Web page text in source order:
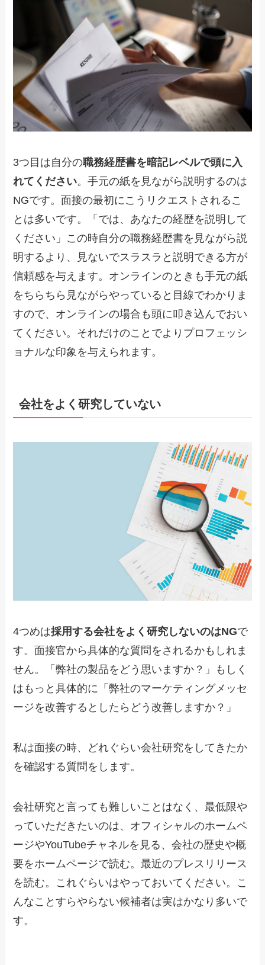
3つ目は自分の職務経歴書を暗記レベルで頭に入
れてください。手元の紙を見ながら説明するのは
NGです。面接の最初にこうリクエストされるこ
とは多いです。「では、あなたの経歴を説明して
ください」この時自分の職務経歴書を見ながら説
明するより、見ないでスラスラと説明できる方が
信頼感を与えます。オンラインのときも手元の紙
をちらちら見ながらやっていると目線でわかりま
すので、オンラインの場合も頭に叩き込んでおい
てください。それだけのことでよりプロフェッシ
ョナルな印象を与えられます。
会社をよく研究していない
4つめは採用する会社をよく研究しないのはNGで
す。面接官から具体的な質問をされるかもしれま
せん。「弊社の製品をどう思いますか？」もしく
はもっと具体的に「弊社のマーケティングメッセ
ージを改善するとしたらどう改善しますか？」
私は面接の時、どれぐらい会社研究をしてきたか
を確認する質問をします。
会社研究と言っても難しいことはなく、最低限や
っていただきたいのは、オフィシャルのホームペ
ージやYouTubeチャネルを見る、会社の歴史や概
要をホームページで読む。最近のプレスリリース
を読む。これぐらいはやっておいてください。こ
んなことすらやらない候補者は実はかなり多いで
す。